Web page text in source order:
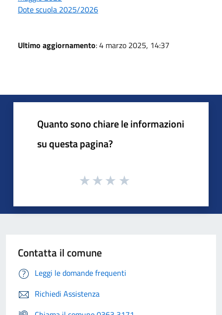
Dote scuola 2025/2026
Ultimo aggiornamento: 4 marzo 2025, 14:37
Quanto sono chiare le informazioni
su questa pagina?
Contatta il comune
Leggi le domande frequenti
Richiedi Assistenza